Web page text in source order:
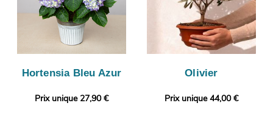
Hortensia Bleu Azur
Prix unique 27,90 €
Olivier
Prix unique 44,00 €